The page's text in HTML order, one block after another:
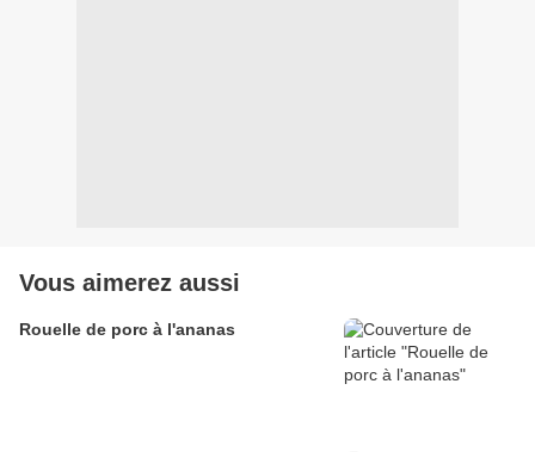
Vous aimerez aussi
Rouelle de porc à l'ananas